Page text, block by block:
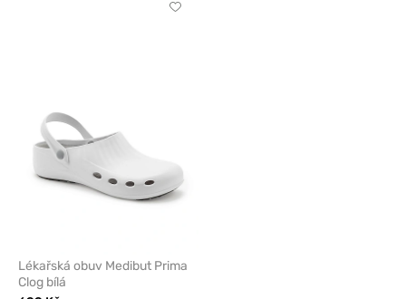
Kliknutím
Lékařská obuv Medibut Prima
Clog bílá